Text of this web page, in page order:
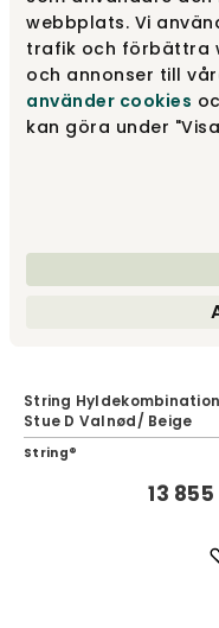
webbplats. Vi
trafik och förbättra
och annonser till
använder cookies
kan göra under
String
Stue D Mørkegrå/Sort
String®
10
String Hyldekombination
Stue D Valnød/ Beige
String®
13